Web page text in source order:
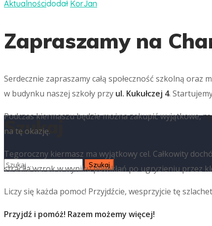
Szukaj
Aktualnościdodał KorJan
Zapraszamy na
Serdecznie zapraszamy całą społeczność szkolną
w budynku naszej szkoły przy ul. Kukułczej 4.
Podczas kiermaszu będzie można zakupić wyjątkowe,
na tę okazję.
Tegoroczny kiermasz ma wyjątkowy cel. Całkowity
straciła wzrok w wyniku powikłań po ugryzieniu przez
Liczy się każda pomoc! Przyjdźcie, wesprzyjcie tę
Przyjdź i pomóż! Razem możemy więcej!